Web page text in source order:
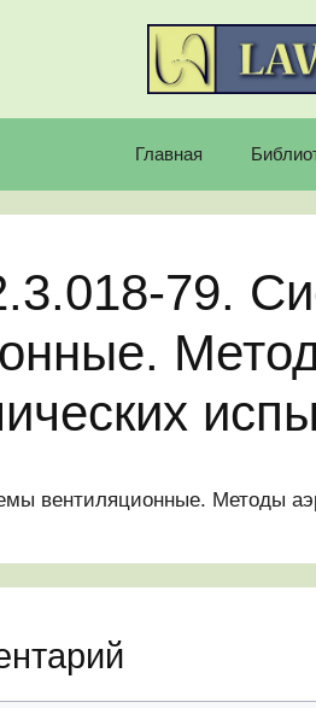
Главная
79.
вентиляционные. Методы